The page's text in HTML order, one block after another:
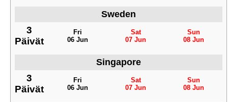
Sweden
3
Päivät
Fri
06 Jun
Sat
07 Jun
Sun
08 Jun
Singapore
3
Päivät
Fri
06 Jun
Sat
07 Jun
Sun
08 Jun